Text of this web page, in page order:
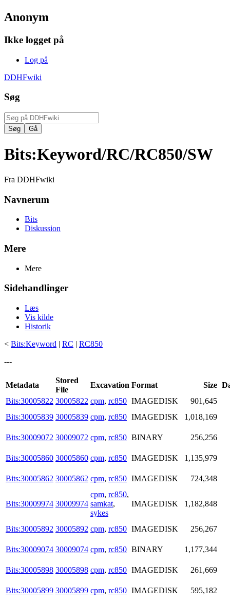
Anonym
Ikke logget på
Log på
DDHFwiki
Søg
Bits:Keyword/RC/RC850/SW
Fra DDHFwiki
Navnerum
Bits
Diskussion
Mere
Mere
Sidehandlinger
Læs
Vis kilde
Historik
< Bits:Keyword | RC | RC850
---
Metadata
Stored
File
Excavation Format Size
Bits:30005822 30005822 cpm, rc850 IMAGEDISK
901,645
Bits:30005839 30005839 cpm, rc850 IMAGEDISK 1,018,169
Bits:30009072 30009072 cpm, rc850 BINARY 256,256
Bits:30005860 30005860 cpm, rc850 IMAGEDISK 1,135,979
Bits:30005862 30005862 cpm, rc850 IMAGEDISK 724,348
Bits:30009974 30009974
cpm, rc850,
samkat,
sykes
IMAGEDISK 1,182,848
Bits:30005892 30005892 cpm, rc850 IMAGEDISK 256,267
Bits:30009074 30009074 cpm, rc850 BINARY 1,177,344
Bits:30005898 30005898 cpm, rc850 IMAGEDISK 261,669
Bits:30005899 30005899 cpm, rc850 IMAGEDISK
595,182